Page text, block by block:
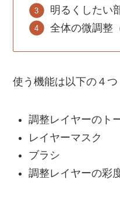
明るくしたい
全体の微調整
使う機能は以下の４つ
調整レイヤーのト
レイヤーマスク
ブラシ
調整レイヤーの彩